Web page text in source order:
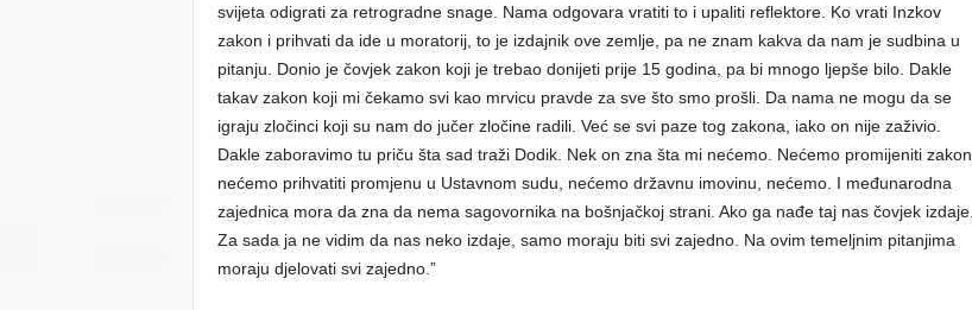
svijeta odigrati za retrogradne snage. Nama odgovara vratiti to i upaliti reflektore. Ko vrati Inzkov
zakon i prihvati da ide u moratorij, to je izdajnik ove zemlje, pa ne znam kakva da nam je sudbina u
pitanju. Donio je čovjek zakon koji je trebao donijeti prije 15 godina, pa bi mnogo ljepše bilo. Dakle
takav zakon koji mi čekamo svi kao mrvicu pravde za sve što smo prošli. Da nama ne mogu da se
igraju zločinci koji su nam do jučer zločine radili. Već se svi paze tog zakona, iako on nije zaživio.
Dakle zaboravimo tu priču šta sad traži Dodik. Nek on zna šta mi nećemo. Nećemo promijeniti zakon,
nećemo prihvatiti promjenu u Ustavnom sudu, nećemo državnu imovinu, nećemo. I međunarodna
zajednica mora da zna da nema sagovornika na bošnjačkoj strani. Ako ga nađe taj nas čovjek izdaje.
Za sada ja ne vidim da nas neko izdaje, samo moraju biti svi zajedno. Na ovim temeljnim pitanjima
moraju djelovati svi zajedno.”